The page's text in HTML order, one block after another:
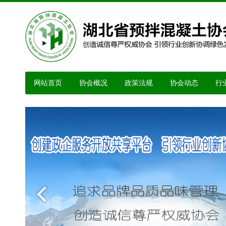
网站首页 协会概况 政策法规 协会动态 行